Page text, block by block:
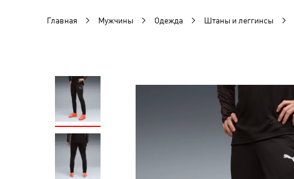
Главная Мужчины Одежда Штаны и леггинсы